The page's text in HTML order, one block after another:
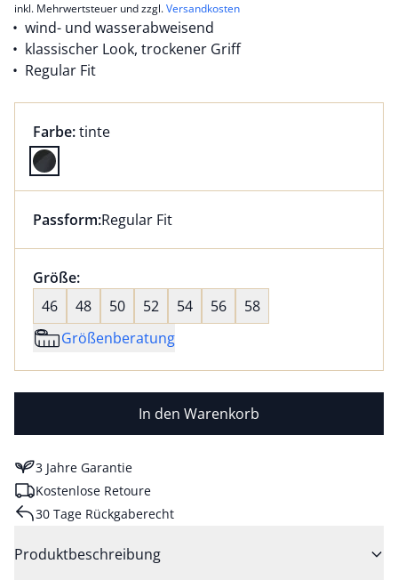
inkl. Mehrwertsteuer und zzgl.Versandkosten
wind- und wasserabweisend
klassischer Look, trockener Griff
Regular Fit
Farbauswahl:
Farbe:aktuell ausgewählt:
tinte
Farbe tinte ausgewählt
Dieser Artikel hat die Passform Regular Fit. für
Passform:Regular Fit
Größenauswahl:
Größe:nichts ausgewählt
46
48 50 52 54 56
58
Größenberatung
In den Warenkorb
3 Jahre Garantie
Kostenlose Retoure
30 Tage Rückgaberecht
Produktbeschreibung